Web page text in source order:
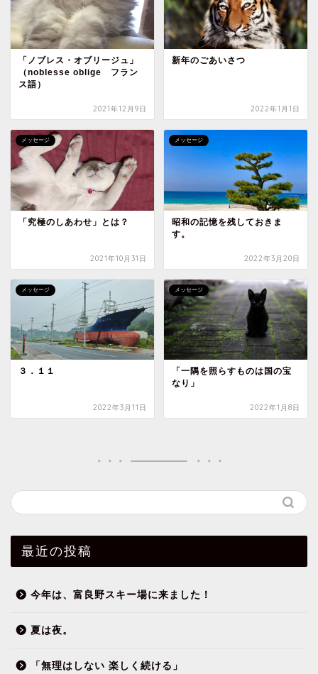
「ノブレス・オブリージュ」
（noblesse oblige フラン
ス語）
2021年12月9日
新年のごあいさつ
2022年1月1日
メッセージ
「究極のしあわせ」とは？
2021年10月31日
メッセージ
昭和の記憶を残しておきま
す。
2022年3月20日
メッセージ
３．１１
2022年3月11日
メッセージ
「一隅を照らすものは国の宝
なり」
2022年1月8日
最近の投稿
今年は、富良野スキー場に来ました！
夏は夜。
「無理はしない 楽しく続ける」